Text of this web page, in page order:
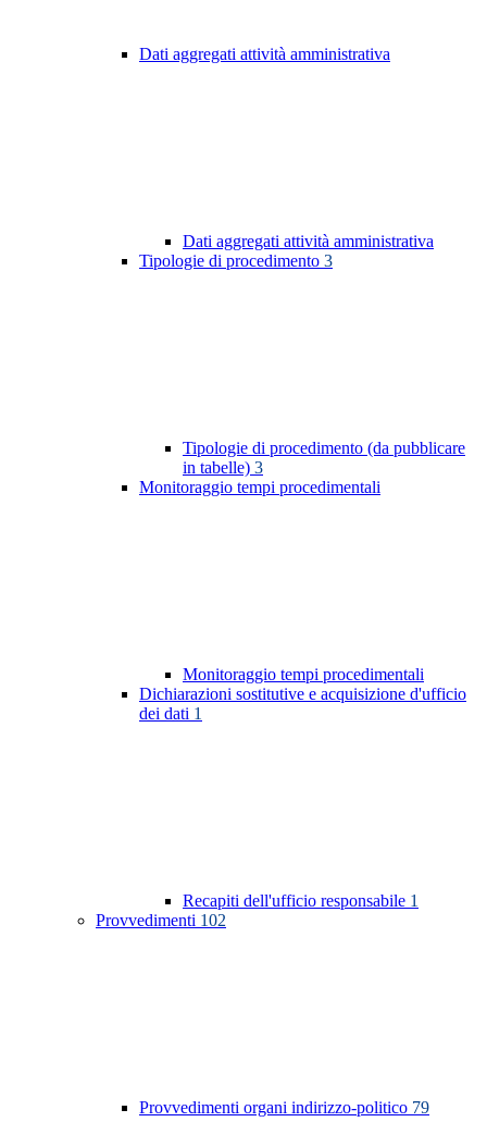
Dati aggregati attività amministrativa
Dati aggregati attività amministrativa
Tipologie di procedimento 3
Tipologie di procedimento (da pubblicare
in tabelle) 3
Monitoraggio tempi procedimentali
Monitoraggio tempi procedimentali
Dichiarazioni sostitutive e acquisizione d'ufficio
dei dati 1
Recapiti dell'ufficio responsabile 1
Provvedimenti 102
Provvedimenti organi indirizzo-politico 79